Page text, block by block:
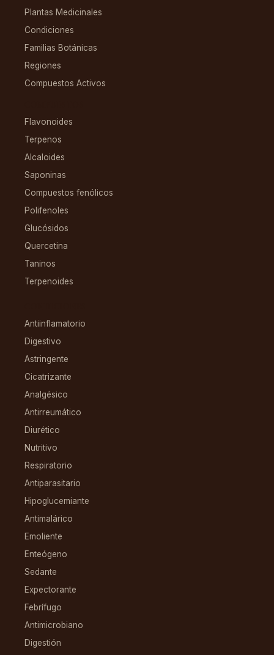
Plantas Medicinales
Condiciones
Familias Botánicas
Regiones
Compuestos Activos
Flavonoides
Terpenos
Alcaloides
Saponinas
Compuestos fenólicos
Polifenoles
Glucósidos
Quercetina
Taninos
Terpenoides
Antiinflamatorio
Digestivo
Astringente
Cicatrizante
Analgésico
Antirreumático
Diurético
Nutritivo
Respiratorio
Antiparasitario
Hipoglucemiante
Antimalárico
Emoliente
Enteógeno
Sedante
Expectorante
Febrífugo
Antimicrobiano
Digestión